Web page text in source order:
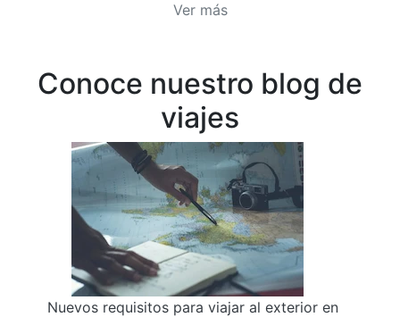
Ver más
Conoce nuestro blog de
viajes
Nuevos requisitos para viajar al exterior en